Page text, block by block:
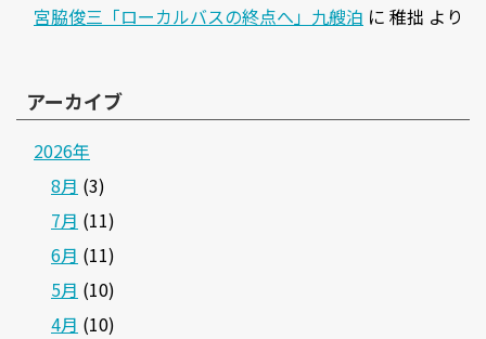
宮脇俊三「ローカルバスの終点へ」九艘泊 に 稚拙 より
アーカイブ
2026年
8月 (3)
7月 (11)
6月 (11)
5月 (10)
4月 (10)